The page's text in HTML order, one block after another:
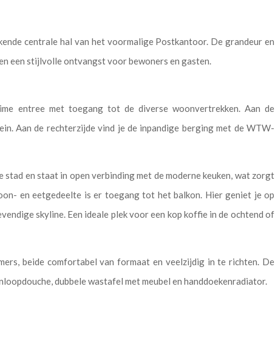
centrale hal van het voormalige Postkantoor. De grandeur en
een stijlvolle ontvangst voor bewoners en gasten.
entree met toegang tot de diverse woonvertrekken. Aan de
Aan de rechterzijde vind je de inpandige berging met de WTW-
en staat in open verbinding met de moderne keuken, wat zorgt
en eetgedeelte is er toegang tot het balkon. Hier geniet je op
skyline. Een ideale plek voor een kop koffie in de ochtend of
beide comfortabel van formaat en veelzijdig in te richten. De
dubbele wastafel met meubel en handdoekenradiator.